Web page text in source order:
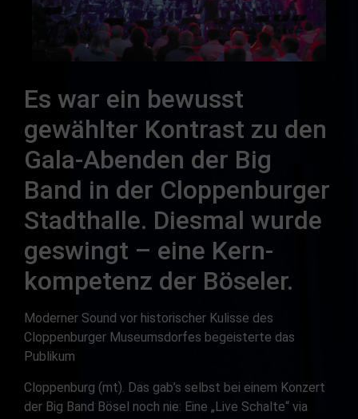
Es war ein bewusst
gewählter Kontrast zu den
Gala-Abenden der Big
Band in der Cloppenburger
Stadthalle. Diesmal wurde
geswingt – eine Kern-
kompetenz der Böseler.
Moderner Sound vor historischer Kulisse des
Cloppenburger Museumsdorfes begeisterte das
Publikum
Cloppenburg (mt). Das gab’s selbst bei einem Konzert
der Big Band Bösel noch nie: Eine „Live Schalte“ via